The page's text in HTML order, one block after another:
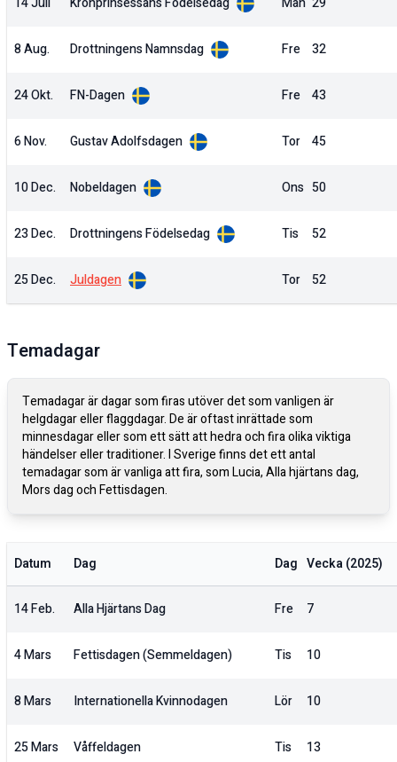
8 Aug. Drottningens Namnsdag Fre 32
24 Okt. FN-Dagen Fre 43
6 Nov. Gustav Adolfsdagen Tor 45
10 Dec. Nobeldagen Ons 50
23 Dec. Drottningens Födelsedag Tis 52
25 Dec. Juldagen Tor 52
Temadagar
Temadagar är dagar som firas utöver det som vanligen är
helgdagar eller flaggdagar. De är oftast inrättade som
minnesdagar eller som ett sätt att hedra och fira olika viktiga
händelser eller traditioner. I Sverige finns det ett antal
temadagar som är vanliga att fira, som Lucia, Alla hjärtans dag,
Mors dag och Fettisdagen.
Datum Dag Dag Vecka (2025)
14 Feb. Alla Hjärtans Dag Fre 7
4 Mars Fettisdagen (semmeldagen) Tis 10
8 Mars Internationella Kvinnodagen Lör 10
25 Mars Våffeldagen Tis 13